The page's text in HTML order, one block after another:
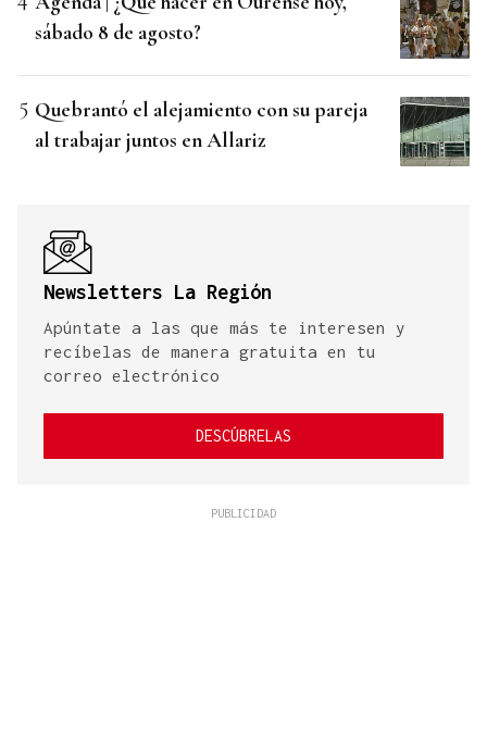
sábado 8 de agosto?
Quebrantó el alejamiento con su pareja
al trabajar juntos en Allariz
Newsletters La Región
Apúntate a las que más te interesen y
recíbelas de manera gratuita en tu
correo electrónico
DESCÚBRELAS